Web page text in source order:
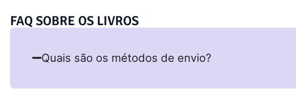
FAQ SOBRE OS LIVROS
Quais são os métodos de envio?